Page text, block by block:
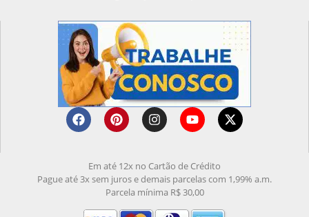
Em até 12x no Cartão de Crédito
Pague até 3x sem juros e demais parcelas com 1,99% a.m.
Parcela mínima R$ 30,00